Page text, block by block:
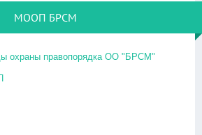
МООП БРСМ
охраны правопорядка ОО "БРСМ"